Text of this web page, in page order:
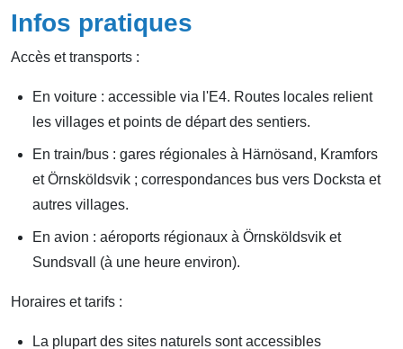
Infos pratiques
Accès et transports :
En voiture : accessible via l'E4. Routes locales relient
les villages et points de départ des sentiers.
En train/bus : gares régionales à Härnösand, Kramfors
et Örnsköldsvik ; correspondances bus vers Docksta et
autres villages.
En avion : aéroports régionaux à Örnsköldsvik et
Sundsvall (à une heure environ).
Horaires et tarifs :
La plupart des sites naturels sont accessibles